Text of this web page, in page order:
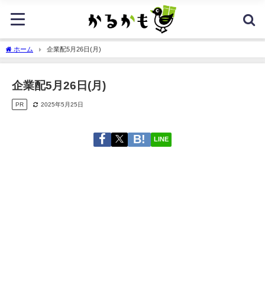
ホーム 企業配5月26日(月)
企業配5月26日(月)
PR 2025年5月25日
LINE